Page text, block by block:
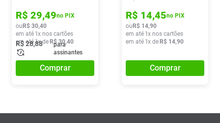
R$ 29,49no PIX
ou R$ 30,40
em até 1x nos cartões
em até 1x de R$ 30,40
R$28,88
para
assinantes
Comprar
R$ 14,45no PIX
ou R$ 14,90
em até 1x nos cartões
em até 1x de R$ 14,90
Comprar